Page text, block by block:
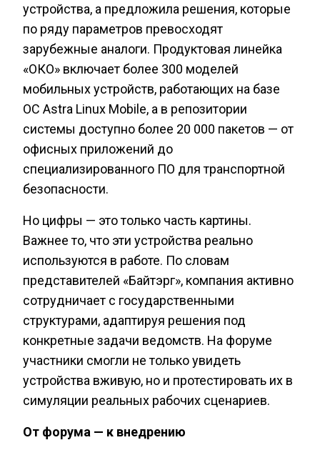
устройства, а предложила решения, которые
по ряду параметров превосходят
зарубежные аналоги. Продуктовая линейка
«ОКО» включает более 300 моделей
мобильных устройств, работающих на базе
ОС Astra Linux Mobile, а в репозитории
системы доступно более 20 000 пакетов — от
офисных приложений до
специализированного ПО для транспортной
безопасности.
Но цифры — это только часть картины.
Важнее то, что эти устройства реально
используются в работе. По словам
представителей «Байтэрг», компания активно
сотрудничает с государственными
структурами, адаптируя решения под
конкретные задачи ведомств. На форуме
участники смогли не только увидеть
устройства вживую, но и протестировать их в
симуляции реальных рабочих сценариев.
От форума — к внедрению